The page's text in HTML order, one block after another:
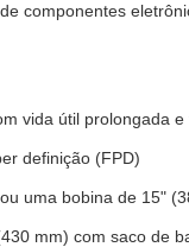
componentes
vida útil prolongada
definição (FPD)
uma bobina de 15"
mm) com saco de